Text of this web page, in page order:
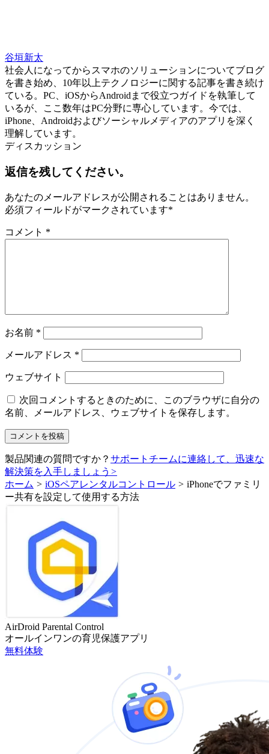
谷垣新太
社会人になってからスマホのソリューションについてブログ
を書き始め、10年以上テクノロジーに関する記事を書き続け
ている。PC、iOSからAndroidまで役立つガイドを執筆して
いるが、ここ数年はPC分野に専心しています。今では、
iPhone、Androidおよびソーシャルメディアのアプリを深く
理解しています。
ディスカッション
返信を残してください。
あなたのメールアドレスが公開されることはありません。
必須フィールドがマークされています*
コメント *
お名前 *
メールアドレス *
ウェブサイト
次回コメントするときのために、このブラウザに自分の
名前、メールアドレス、ウェブサイトを保存します。
製品関連の質問ですか？ サポートチームに連絡して、迅速な
解決策を入手しましょう >
ホーム > iOSペアレンタルコントロール > iPhoneでファミリ
ー共有を設定して使用する方法
AirDroid Parental Control
オールインワンの育児保護アプリ
無料体験